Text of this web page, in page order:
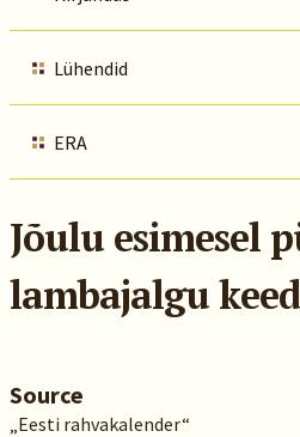
Lühendid
ERA
Jõulu esimesel
lambajalgu
Source
„Eesti rahvakalender“